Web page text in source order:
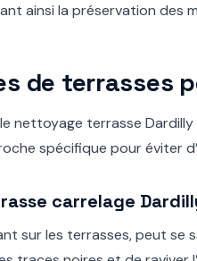
ainsi la préservation des
de terrasses
nettoyage terrasse
spécifique pour éviter
carrelage
sur les terrasses, peut se